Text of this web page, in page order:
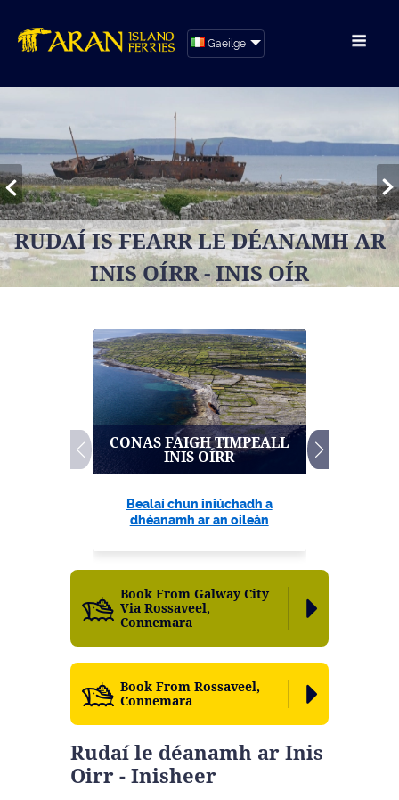
Gaeilge
RUDAÍ IS FEARR LE DÉANAMH AR
INIS OÍRR - INIS OÍR
CONAS FAIGH TIMPEALL
INIS OÍRR
Bealaí chun iniúchadh a
dhéanamh ar an oileán
Rudaí le déanamh ar Inis
Oirr - Inisheer
Book From Galway City
Via Rossaveel,
Connemara
Book From Rossaveel,
Connemara